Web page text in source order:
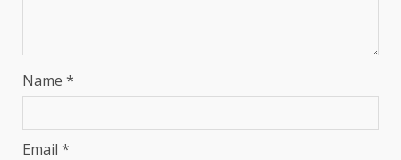
Name *
Email *